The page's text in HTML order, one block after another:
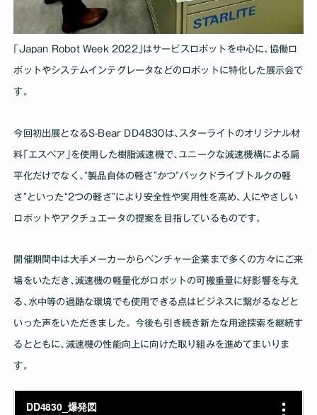
｢Japan Robot Week 2022｣はサービスロボットを中心に､協働ロ
ボットやシステムインテグレータなどのロボットに特化した展示会で
す｡
今回初出展となるS-Bear DD4830は､スターライトのオリジナル材
料｢エスベア｣を使用した樹脂減速機で､ユニークな減速機構による扁
平化だけでなく､“製品自体の軽さ”かつ“バックドライブトルクの軽
さ”といった“2つの軽さ”により安全性や実用性を高め､人にやさしい
ロボットやアクチュエータの提案を目指しているものです｡
開催期間中は大手メーカーからベンチャー企業まで多くの方々にご来
場をいただき､減速機の軽量化がロボットの可搬重量に好影響を与え
る､水中等の過酷な環境でも使用できる点はビジネスに繋がるなどと
いった声をいただきました。今後も引き続き新たな用途探索を継続す
るとともに､減速機の性能向上に向けた取り組みを進めてまいりま
す｡